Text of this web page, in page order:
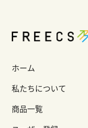
ホーム
私たちについて
商品一覧